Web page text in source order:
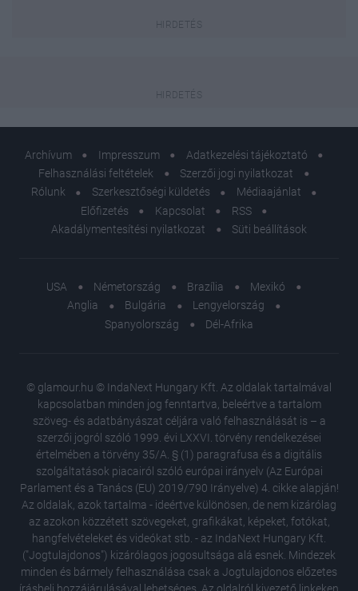
Archívum Impresszum
Adatkezelési tájékoztató
Felhasználási feltételek
Szerzői jogi nyilatkozat
Rólunk
Szerkesztőségi küldetés
Médiaajánlat
Előfizetés
Kapcsolat
RSS
Akadálymentesítési nyilatkozat
Süti beállítások
USA Németország Brazília
Mexikó
Anglia
Bulgária
Lengyelország
Spanyolország
Dél-Afrika
© glamour.hu © IndaNext Hungary Kft. Az oldalak tartalmával
kapcsolatban minden jog fenntartva, beleértve a tartalom
szöveg- és adatbányászat céljára való felhasználását is – a
szerzői jogról szóló 1999. évi LXXVI. törvény rendelkezései
értelmében a törvény 35/A. § (1) paragrafusa és a digitális
szolgáltatások piacairól szóló európai irányelv (Az Európai
Parlament és a Tanács (EU) 2019/790 Irányelve) 4. cikke alapján!
Az oldalak, azok tartalma - ideértve különösen, de nem kizárólag
az azokon közzétett szövegeket, grafikákat, képeket, fotókat,
hangfelvételeket és videókat stb. - az IndaNext Hungary Kft.
("Jogtulajdonos") kizárólagos jogosultsága alá esnek. Mindezek
minden és bármely felhasználása csak a Jogtulajdonos előzetes